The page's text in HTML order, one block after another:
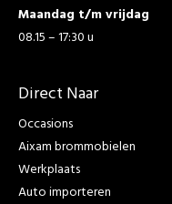
Maandag t/m vrijdag
08.15 – 17:30 u
Direct Naar
Occasions
Aixam brommobielen
Werkplaats
Auto importeren